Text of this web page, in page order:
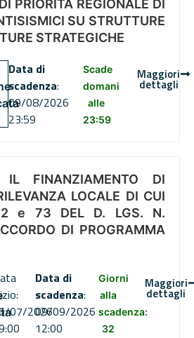
PRIORITÀ REGIONALE DI
SU STRUTTURE
STRATEGICHE
Data di
scadenza:
09/08/2026
23:59
Scade
domani
alle
23:59
Maggiori
dettagli
FINANZIAMENTO DI
LOCALE DI CUI
e 73 DEL D. LGS. N.
DI PROGRAMMA
07/2026
Data di
scadenza:
09/09/2026
12:00
Giorni
alla
scadenza:
32
Maggiori
dettagli